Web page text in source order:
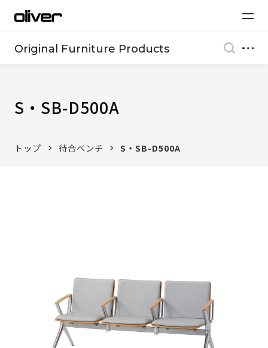
Original Furniture Products
S・SB-D500A
トップ 待合ベンチ S・SB-D500A